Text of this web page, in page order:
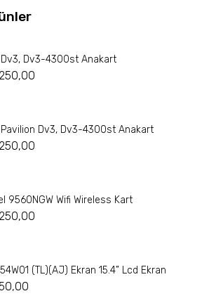
Dv3, Dv3-4300st Anakart
Pavilion Dv3, Dv3-4300st Anakart
9560NGW Wifi Wireless Kart
(TL)(AJ) Ekran 15.4” Lcd Ekran